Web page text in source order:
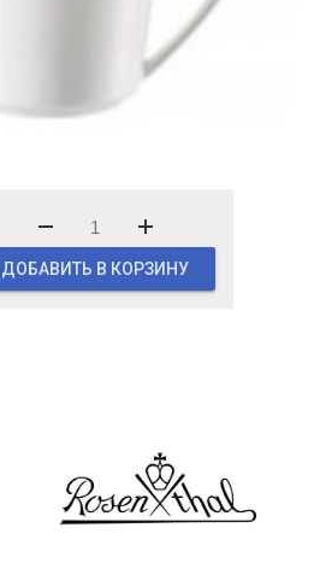
ДОБАВИТЬ В КОРЗИНУ